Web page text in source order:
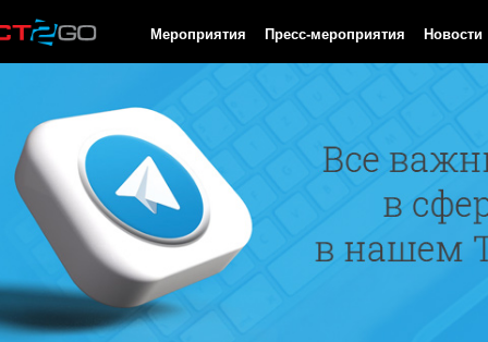
Мероприятия Пресс-мероприятия Новости